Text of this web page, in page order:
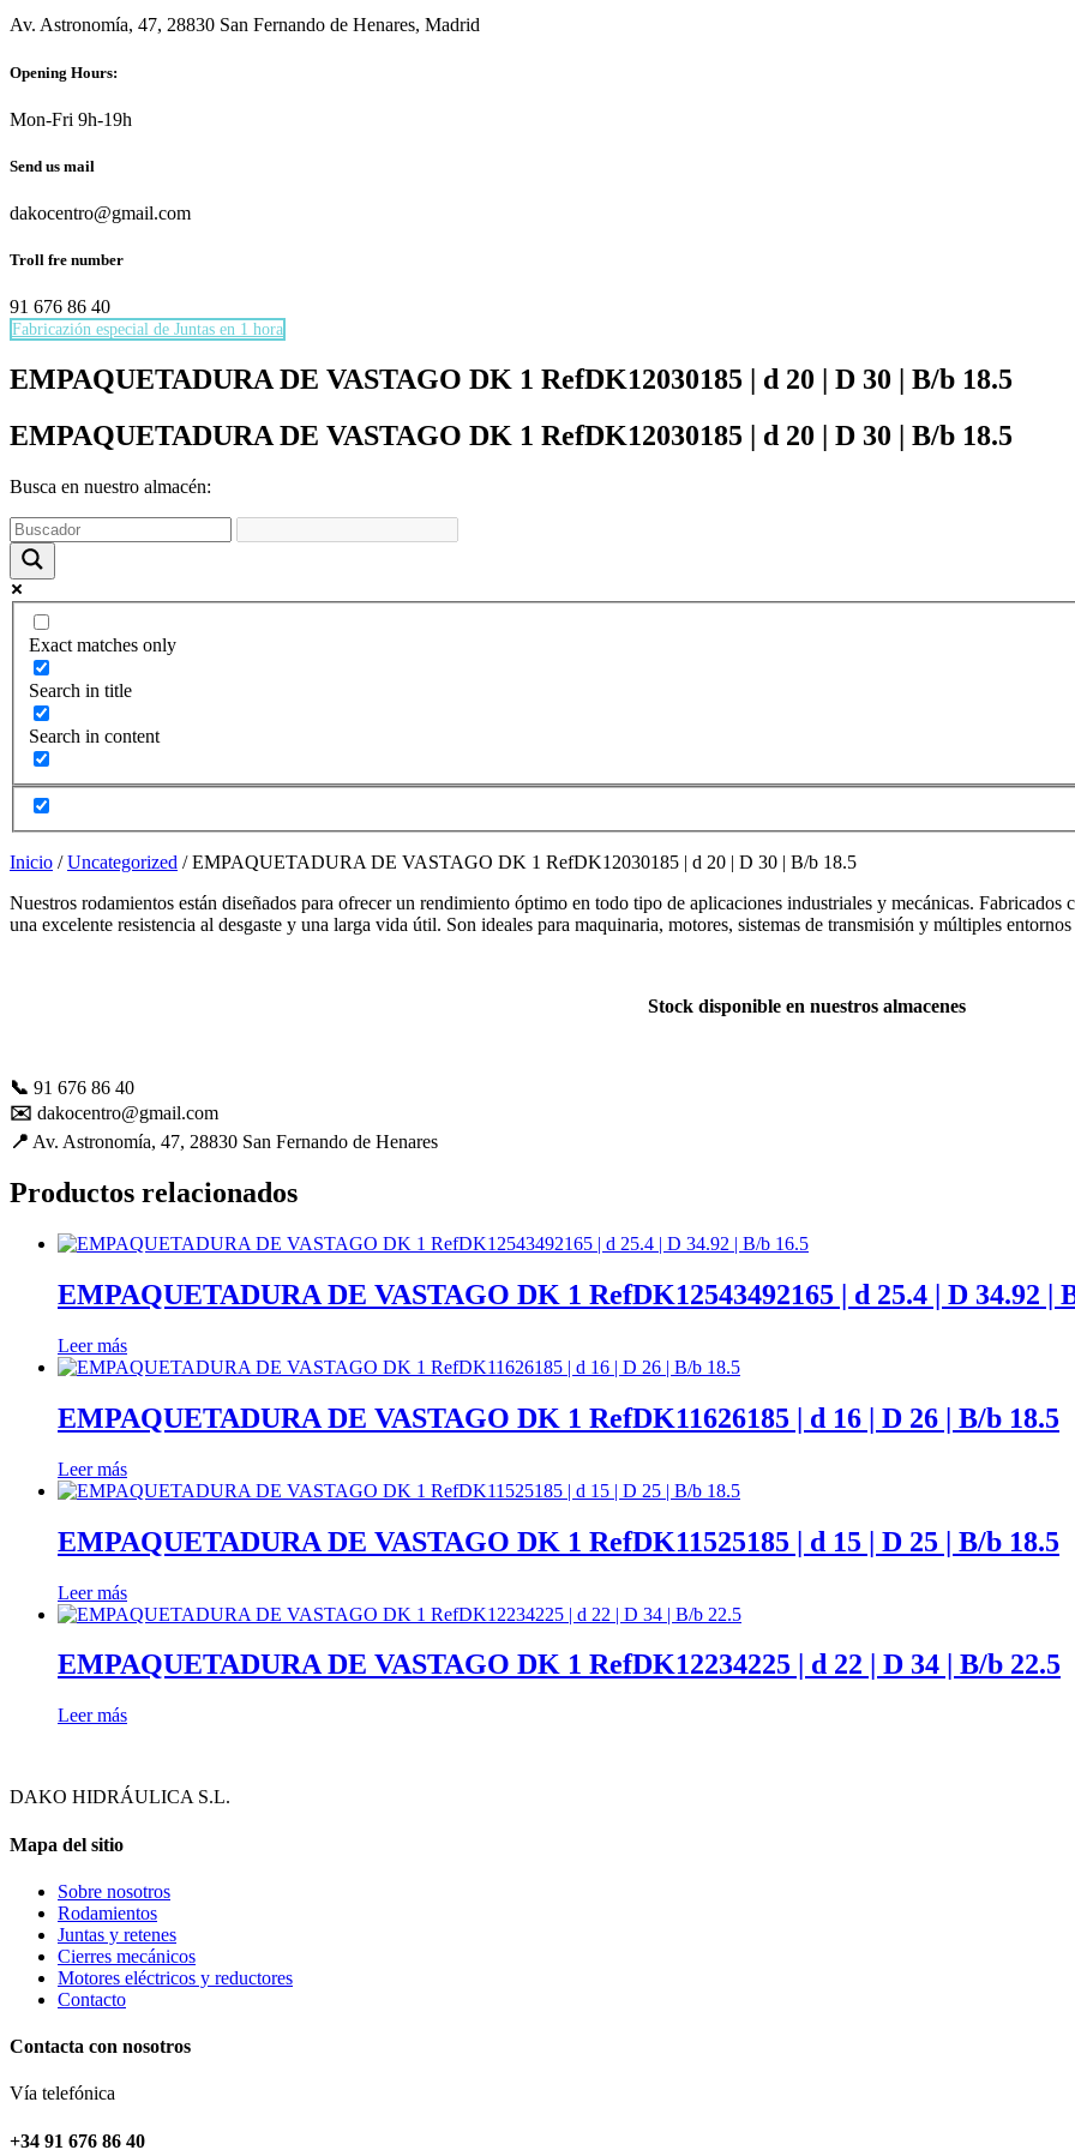
Av. Astronomía, 47, 28830 San Fernando de Henares, Madrid
Opening Hours:
Mon-Fri 9h-19h
Send us mail
dakocentro@gmail.com
Troll fre number
91 676 86 40
Fabricazión especial de Juntas en 1 hora
EMPAQUETADURA DE VASTAGO DK 1 RefDK12030185 | d 20 | D 30 | B/b 18.5
EMPAQUETADURA DE VASTAGO DK 1 RefDK12030185 | d 20 | D 30 | B/b 18.5
Busca en nuestro almacén:
Exact matches only
Search in title
Search in content
Inicio /Uncategorized / EMPAQUETADURA DE VASTAGO DK 1 RefDK12030185 | d 20 | D 30 | B/b 18.5
Nuestros rodamientos están diseñados para ofrecer un rendimiento óptimo en todo tipo de aplicaciones industriales y mecánicas.
una excelente resistencia al desgaste y una larga vida útil. Son ideales para maquinaria, motores, sistemas de transmisión y múltiples
Stock disponible en nuestros almacenes
📞 91 676 86 40
✉️ dakocentro@gmail.com
📍 Av. Astronomía, 47, 28830 San Fernando de Henares
Productos relacionados
EMPAQUETADURA DE VASTAGO DK 1 RefDK12543492165 | d 25.4 | D 34.92 |
Leer más
EMPAQUETADURA DE VASTAGO DK 1 RefDK11626185 | d 16 | D 26 | B/b 18.5
Leer más
EMPAQUETADURA DE VASTAGO DK 1 RefDK11525185 | d 15 | D 25 | B/b 18.5
Leer más
EMPAQUETADURA DE VASTAGO DK 1 RefDK12234225 | d 22 | D 34 | B/b 22.5
Leer más
DAKO HIDRÁULICA S.L.
Mapa del sitio
Sobre nosotros
Rodamientos
Juntas y retenes
Cierres mecánicos
Motores eléctricos y reductores
Contacto
Contacta con nosotros
Vía telefónica
+34 91 676 86 40
Necesarias
Estas
son
opcionales.
necesarias
para que
funcione la
puedas
acceder a
nuestro
contenido.
Estadísticas
Para que
podamos
mejorar la
funcionalidad
y estructura
de la web,
utilizaremos
las
estadísticas
mejorar con
tu ayuda.
Experiencia
nuestra web
mejor posible
durante tu
guía para
hacerte
paseo por
nuestra página.
cookies,
algunas
desaparecerán
las aceptas, nos
serás de gran
ayuda.
Marketing
Al compartir
mientras visitas
aumentas la
ver contenido y
ofertas
personalizados.
Así verás lo que
realmente te
interesa.